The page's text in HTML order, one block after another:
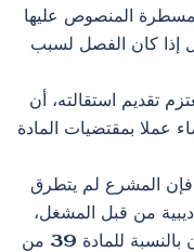
المنصوص عليها
الشغل إذا كان الفصل لسبب
تقديم استقالته، أن
عملا بمقتضيات المادة
فإن المشرع لم يتطرق
من قبل المشغل،
سواء كانت أخطاء جسيمة كما هو الشأن بالنسبة للمادة 39 من